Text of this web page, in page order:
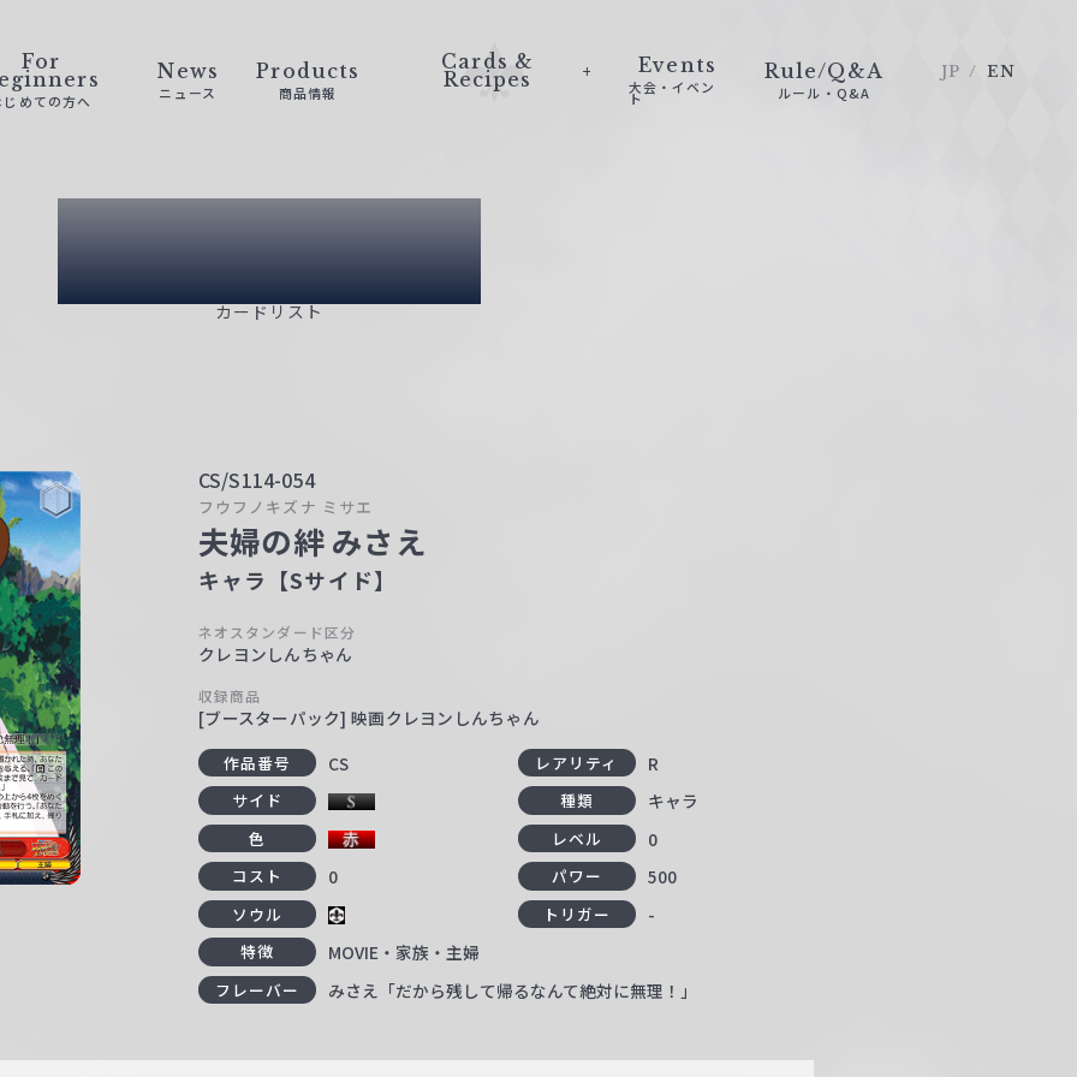
For
じめての方へ
News
ニュース
Products
商品情報
Cards &
Recipes
Events
大会・イベン
ト
Rule/Q&A
ルール・Q&A
JP EN
Card List
カードリスト
CS/S114-054
フウフノキズナ ミサエ
夫婦の絆 みさえ
キャラ【Sサイド】
ネオスタンダード区分
クレヨンしんちゃん
収録商品
[ブースターパック] 映画クレヨンしんちゃん
作品番号 CS レアリティ R
サイド 種類 キャラ
色 レベル 0
コスト 0 パワー 500
ソウル トリガー -
特徴 MOVIE・家族・主婦
フレーバー みさえ「だから残して帰るなんて絶対に無理！」